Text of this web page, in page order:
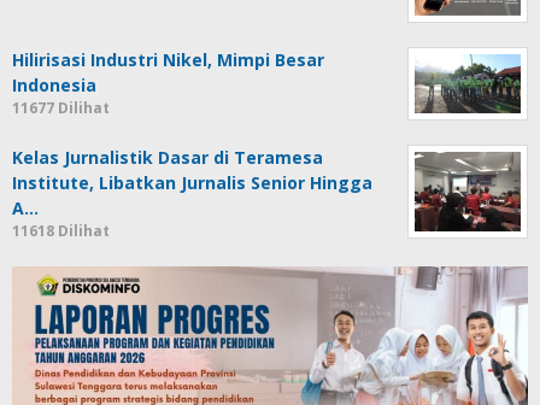
Hilirisasi Industri Nikel, Mimpi Besar
Indonesia
11677 Dilihat
Kelas Jurnalistik Dasar di Teramesa
Institute, Libatkan Jurnalis Senior Hingga
A…
11618 Dilihat